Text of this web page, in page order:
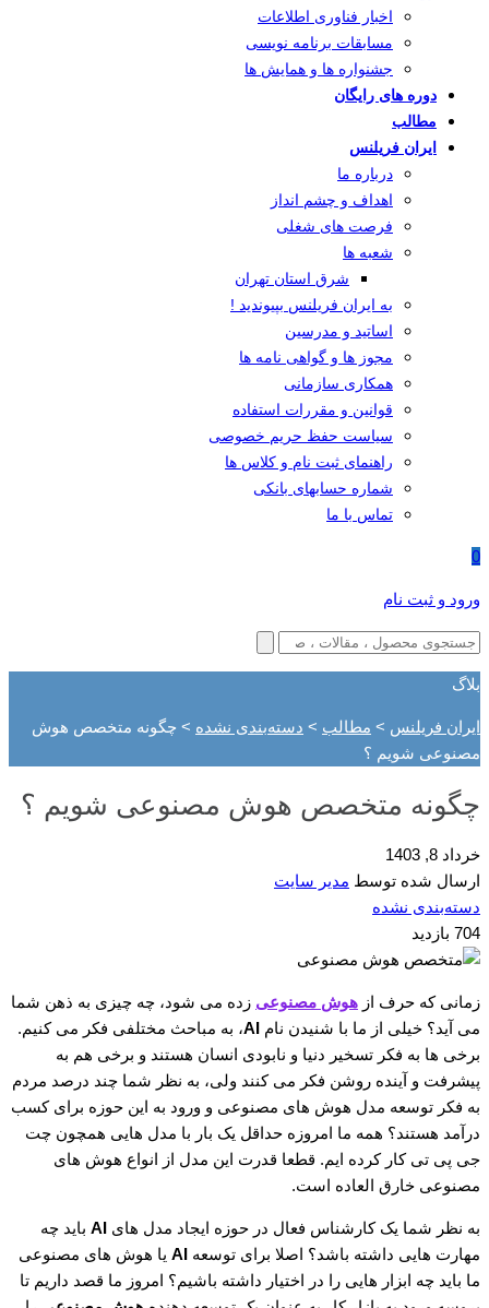
اخبار فناوری اطلاعات
مسابقات برنامه نویسی
جشنواره ها و همایش ها
دوره های رایگان
مطالب
ایران فریلنس
درباره ما
اهداف و چشم انداز
فرصت های شغلی
شعبه ها
شرق استان تهران
به ایران فریلنس بپیوندید !
اساتید و مدرسین
مجوز ها و گواهی نامه ها
همکاری سازمانی
قوانین و مقررات استفاده
سیاست حفظ حریم خصوصی
راهنمای ثبت نام و کلاس ها
شماره حسابهای بانکی
تماس با ما
0
ورود و ثبت نام
بلاگ
ایران فریلنس > مطالب > دسته‌بندی نشده > چگونه متخصص هوش
مصنوعی شویم ؟
چگونه متخصص هوش مصنوعی شویم ؟
خرداد 8, 1403
ارسال شده توسط مدیر سایت
دسته‌بندی نشده
704 بازدید
زمانی که حرف از هوش مصنوعی زده می شود، چه چیزی به ذهن شما
می آید؟ خیلی از ما با شنیدن نام AI، به مباحث مختلفی فکر می کنیم.
برخی ها به فکر تسخیر دنیا و نابودی انسان هستند و برخی هم به
پیشرفت و آینده روشن فکر می کنند ولی، به نظر شما چند درصد مردم
به فکر توسعه مدل هوش های مصنوعی و ورود به این حوزه برای کسب
درآمد هستند؟ همه ما امروزه حداقل یک بار با مدل هایی همچون چت
جی پی تی کار کرده ایم. قطعا قدرت این مدل از انواع هوش های
مصنوعی خارق العاده است.
به نظر شما یک کارشناس فعال در حوزه ایجاد مدل های AI باید چه
مهارت هایی داشته باشد؟ اصلا برای توسعه AI یا هوش های مصنوعی
ما باید چه ابزار هایی را در اختیار داشته باشیم؟ امروز ما قصد داریم تا